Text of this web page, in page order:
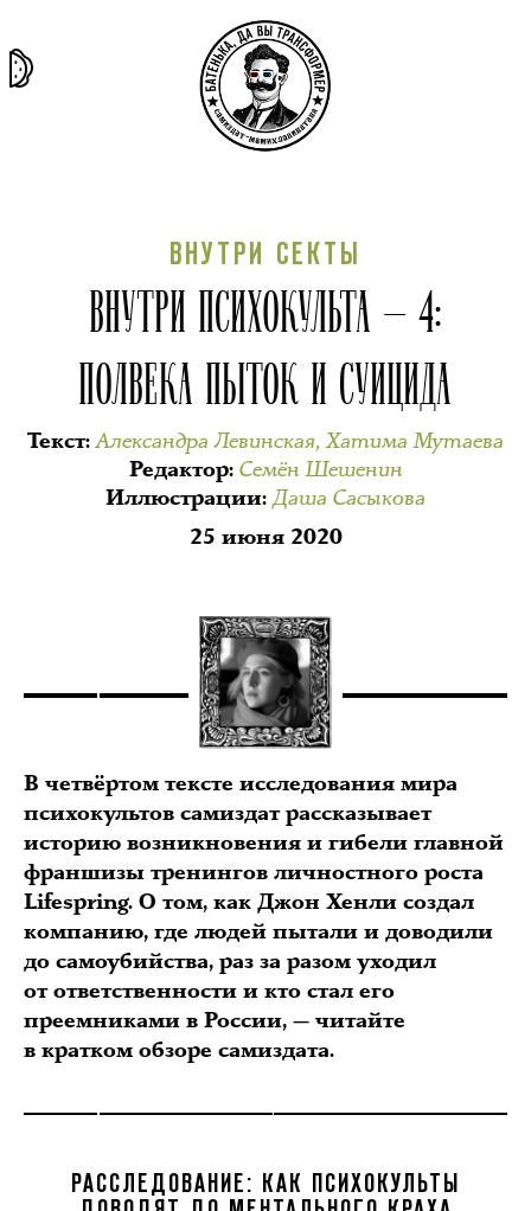
ВНУТРИ СЕКТЫ
ВНУТРИ ПСИХОКУЛЬТА — 4:
ПОЛВЕКА ПЫТОК И СУИЦИДА
Текст:Александра Левинская, Хатима Мутаева
Редактор: Семён Шешенин
Иллюстрации:Даша Сасыкова
25 июня 2020
В четвёртом тексте исследования мира
психокультов самиздат рассказывает
историю возникновения и гибели главной
франшизы тренингов личностного роста
Lifespring. О том, как Джон Хенли создал
компанию, где людей пытали и доводили
до самоубийства, раз за разом уходил
от ответственности и кто стал его
преемниками в России, — читайте
в кратком обзоре самиздата.
РАССЛЕДОВАНИЕ: КАК ПСИХОКУЛЬТЫ